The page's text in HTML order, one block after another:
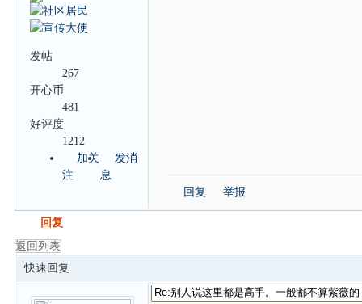
发帖
267
开心币
481
好评度
1212
加关
注
发消
息
回复 举报
回复
返回列表
快速回复